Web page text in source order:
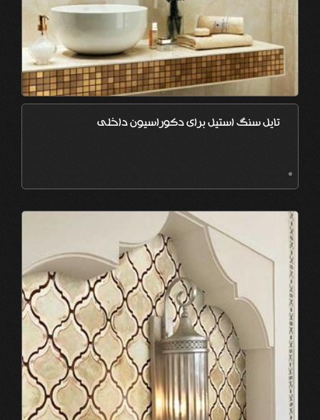
تایل سنگ استیل برای دکوراسیون داخلی